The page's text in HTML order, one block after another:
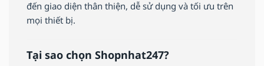
đến giao diện thân thiện, dễ sử dụng và tối ưu trên
mọi thiết bị.
Tại sao chọn Shopnhat247?